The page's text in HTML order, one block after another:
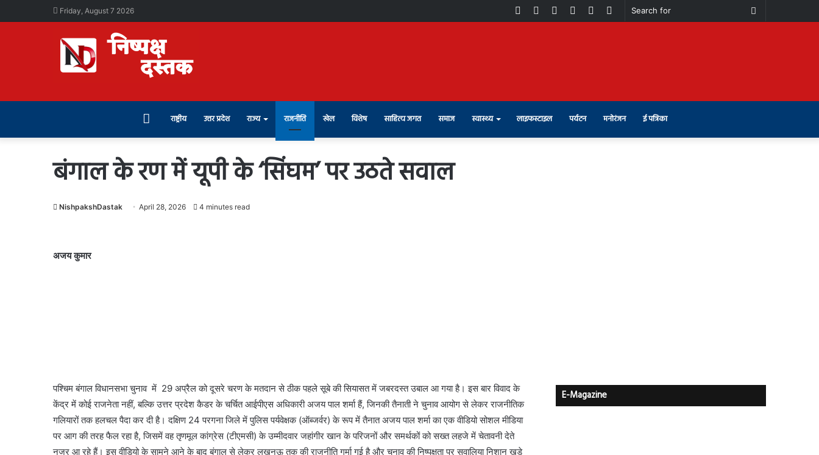
Friday, August 7 2026
Search
Switch
Telegram
Instagram
Youtube
Facebook
राष्ट्रीय उत्तर प्रदेश राज्य राजनीति खेल विशेष साहित्य जगत समाज स्वास्थ्य लाइफस्टाइल पर्यटन मनोरंजन ई पत्रिका
बंगाल के रण में यूपी के ‘सिंघम’ पर उठते सवाल
NishpakshDastak April 28, 2026 4 minutes read
अजय कुमार
पश्चिम बंगाल विधानसभा चुनाव में 29 अप्रैल को दूसरे चरण के मतदान से ठीक पहले सूबे की सियासत में जबरदस्त उबाल आ गया है। इस बार विवाद के
केंद्र में कोई राजनेता नहीं, बल्कि उत्तर प्रदेश कैडर के चर्चित आईपीएस अधिकारी अजय पाल शर्मा हैं, जिनकी तैनाती ने चुनाव आयोग से लेकर राजनीतिक
गलियारों तक हलचल पैदा कर दी है। दक्षिण 24 परगना जिले में पुलिस पर्यवेक्षक (ऑब्जर्वर) के रूप में तैनात अजय पाल शर्मा का एक वीडियो सोशल मीडिया
पर आग की तरह फैल रहा है, जिसमें वह तृणमूल कांग्रेस (टीएमसी) के उम्मीदवार जहांगीर खान के परिजनों और समर्थकों को सख्त लहजे में चेतावनी देते
नजर आ रहे हैं। इस वीडियो के सामने आने के बाद बंगाल से लेकर लखनऊ तक की राजनीति गर्मा गई है और चुनाव की निष्पक्षता पर सवालिया निशान खड़े
E-Magazine